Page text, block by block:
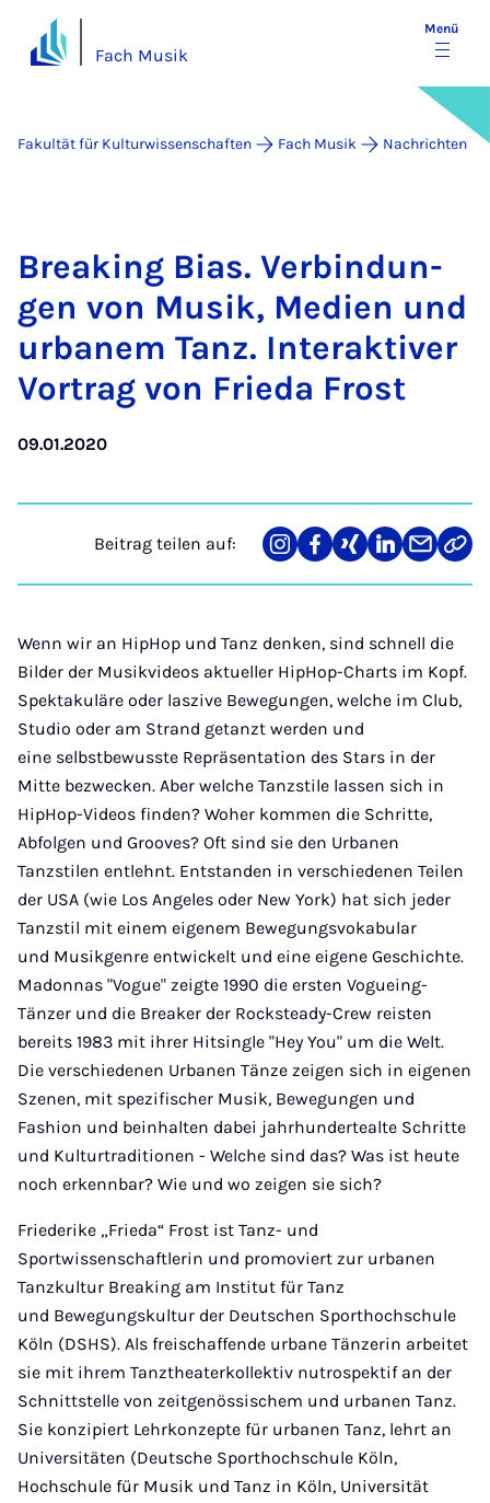
Fach Musik
Menü
Fakultät für Kulturwissenschaften Fach Musik Nachrichten
Brea­king Bi­as. Ver­bin­dun­
gen von Mu­sik, Me­di­en und
ur­ba­nem Tanz. In­ter­ak­ti­ver
Vor­trag von Frie­da Frost
09.01.2020
Beitrag teilen auf:
Teilen
auf
Teilen
auf
Teilen
auf
Teilen
auf
Teilen
über
Mail
Link
Wenn wir an HipHop und Tanz denken, sind schnell die
Bilder der Musikvideos aktueller HipHop-Charts im Kopf.
Spektakuläre oder laszive Bewegungen, welche im Club,
Studio oder am Strand getanzt werden und
eine selbstbewusste Repräsentation des Stars in der
Mitte bezwecken. Aber welche Tanzstile lassen sich in
HipHop-Videos finden? Woher kommen die Schritte,
Abfolgen und Grooves? Oft sind sie den Urbanen
Tanzstilen entlehnt. Entstanden in verschiedenen Teilen
der USA (wie Los Angeles oder New York) hat sich jeder
Tanzstil mit einem eigenem Bewegungsvokabular
und Musikgenre entwickelt und eine eigene Geschichte.
Madonnas "Vogue" zeigte 1990 die ersten Vogueing-
Tänzer und die Breaker der Rocksteady-Crew reisten
bereits 1983 mit ihrer Hitsingle "Hey You" um die Welt.
Die verschiedenen Urbanen Tänze zeigen sich in eigenen
Szenen, mit spezifischer Musik, Bewegungen und
Fashion und beinhalten dabei jahrhundertealte Schritte
und Kulturtraditionen - Welche sind das? Was ist heute
noch erkennbar? Wie und wo zeigen sie sich?
Friederike „Frieda“ Frost ist Tanz- und
Sportwissenschaftlerin und promoviert zur urbanen
Tanzkultur Breaking am Institut für Tanz
und Bewegungskultur der Deutschen Sporthochschule
Köln (DSHS). Als freischaffende urbane Tänzerin arbeitet
sie mit ihrem Tanztheaterkollektiv nutrospektif an der
Schnittstelle von zeitgenössischem und urbanen Tanz.
Sie konzipiert Lehrkonzepte für urbanen Tanz, lehrt an
Universitäten (Deutsche Sporthochschule Köln,
Hochschule für Musik und Tanz in Köln, Universität